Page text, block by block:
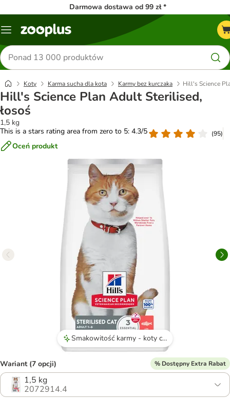
Darmowa dostawa od 99 zł *
Menu
Szukaj
produktów
Koty Karma sucha dla kota Karmy bez kurczaka Hill's Science
Hill's Science Plan Adult Sterilised,
łosoś
1,5 kg
This is a stars rating area from zero to 5: 4.3/5
(95)
Oceń produkt
Smakowitość karmy - koty chętnie ją jedzą i zajadają się ze smakiem.
Wariant (7 opcji) % Dostępny Extra Rabat
1,5 kg
2072914.4